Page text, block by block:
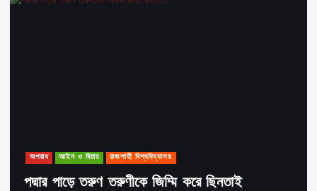
অপরাধ আইন ও বিচার রাজশাহী বিশ্ববিদ্যালয়
পদ্মার পাড়ে তরুণ তরুণীকে জিম্মি করে ছিনতাই